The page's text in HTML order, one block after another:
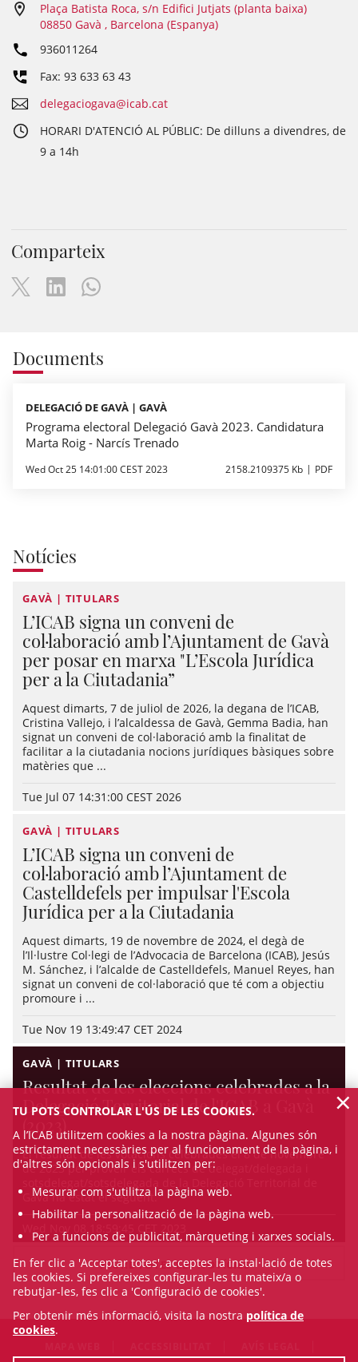
Plaça Batista Roca, s/n Edifici Jutjats (planta baixa)
08850 Gavà , Barcelona (Espanya)
936011264
Fax: 93 633 63 43
delegaciogava@icab.cat
HORARI D'ATENCIÓ AL PÚBLIC: De dilluns a divendres, de
9 a 14h
Comparteix
Documents
DELEGACIÓ DE GAVÀ | GAVÀ
Programa electoral Delegació Gavà 2023. Candidatura
Marta Roig - Narcís Trenado
Wed Oct 25 14:01:00 CEST 2023 2158.2109375 Kb PDF
Notícies
GAVÀ | TITULARS
L’ICAB signa un conveni de
col·laboració amb l’Ajuntament de Gavà
per posar en marxa "L’Escola Jurídica
per a la Ciutadania”
Aquest dimarts, 7 de juliol de 2026, la degana de l’ICAB,
Cristina Vallejo, i l’alcaldessa de Gavà, Gemma Badia, han
signat un conveni de col·laboració amb la finalitat de
facilitar a la ciutadania nocions jurídiques bàsiques sobre
matèries que ...
Tue Jul 07 14:31:00 CEST 2026
GAVÀ | TITULARS
L’ICAB signa un conveni de
col·laboració amb l’Ajuntament de
Castelldefels per impulsar l'Escola
Jurídica per a la Ciutadania
Aquest dimarts, 19 de novembre de 2024, el degà de
l’Il·lustre Col·legi de l’Advocacia de Barcelona (ICAB), Jesús
M. Sánchez, i l’alcalde de Castelldefels, Manuel Reyes, han
signat un conveni de col·laboració que té com a objectiu
promoure i ...
Tue Nov 19 13:49:47 CET 2024
GAVÀ | TITULARS
Resultat de les eleccions celebrades a la
Delegació Territorial de l'ICAB a Gavà
(2023)
El resultat de les votacions celebrades el 8 de novembre
de 2023 per proveir els càrrecs de delegat/delegada i
Gavà ha estat el següent:
Wed Nov 08 18:59:45 CET 2023
VEURE TOTES LES NOTÍCIES
TU POTS CONTROLAR L'ÚS DE LES COOKIES.
A l’ICAB utilitzem cookies a la nostra pàgina. Algunes són
estrictament necessàries per al funcionament de la pàgina, i
d'altres són opcionals i s'utilitzen per:
Mesurar com s'utilitza la pàgina web.
Habilitar la personalització de la pàgina web.
Per a funcions de publicitat, màrqueting i xarxes socials.
En fer clic a 'Acceptar totes', acceptes la instal·lació de totes
les cookies. Si prefereixes configurar-les tu mateix/a o
rebutjar-les, fes clic a 'Configuració de cookies'.
Per obtenir més informació, visita la nostra política de
cookies.
×